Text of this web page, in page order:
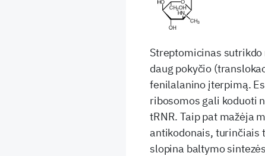
Streptomicinas
daug pokyčio
fenilalanino įterpimą.
ribosomos gali koduoti
tRNR. Taip pat mažėja
antikodonais, turinčiais
slopina baltymo